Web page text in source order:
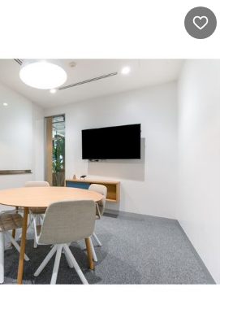
รค์ที่มีแนวคิดเดียวกัน เพียงเลือกที่นั่ง
เลยใน business club ของเรา พื้นที่
นที่ THB 2150 คุณจะได้รับการเข้าถึง
รที่หลากหลายทันทีในทุกสถานที่
อให้แน่ใจว่าคุณจะพบสถานที่ที่สมบูรณ์
งการทางธุรกิจ
ระกอบด้วย:
งล่วงหน้าใน business club ของเรา
งท่าน
ทั่วโลกของเราแบบไม่จำกัดซึ่งมีสถาน
นช่วงเวลาทำการ
Fi ระดับธุรกิจที่ปลอดภัย
ข้าถึงฝ่ายสนับสนุนงานธุรการ